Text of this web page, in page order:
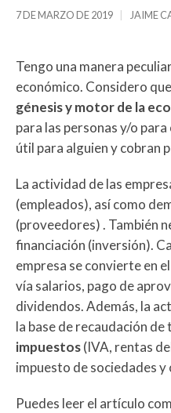
7 DE MARZO DE 2019 JAIME
Tengo una manera
económico. Considero que
génesis y motor de la
para las personas y/o
útil para alguien y cobran
La actividad de las
(empleados), así como
(proveedores) . También
financiación (inversión).
empresa se convierte en
vía salarios, pago de
dividendos. Además, la
la base de recaudación de
impuestos(IVA, rentas
impuesto de sociedades
Puedes leer el artículo